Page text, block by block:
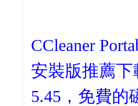
CCleaner
安裝版推薦下
5.45，免費的